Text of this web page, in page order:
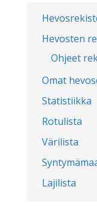
Hevosten
Ohjeet
Omat
Statistiikka
Rotulista
Värilista
Lajilista